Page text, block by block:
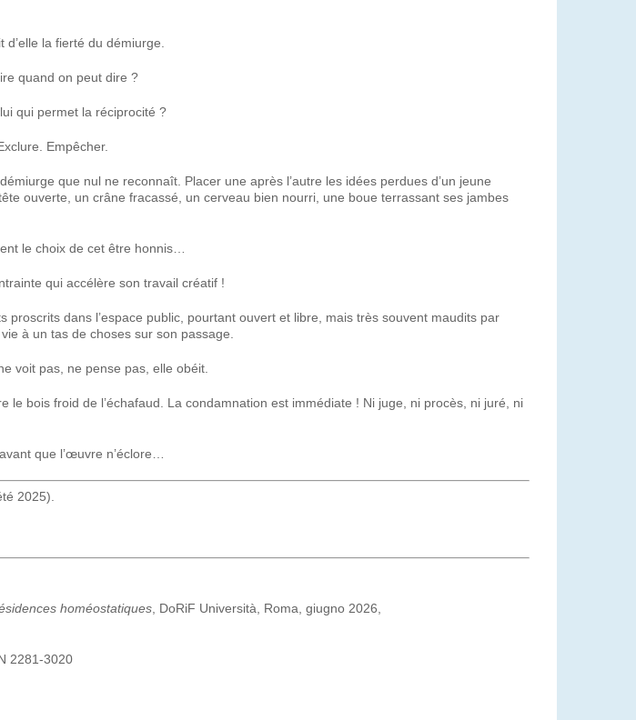
la fierté du démiurge.
quand on peut dire ?
qui permet la réciprocité ?
Empêcher.
que nul ne reconnaît. Placer une après l’autre les idées perdues d’un jeune
ouverte, un crâne fracassé, un cerveau bien nourri, une boue terrassant ses jambes
le choix de cet être honnis…
qui accélère son travail créatif !
dans l’espace public, pourtant ouvert et libre, mais très souvent maudits par
à un tas de choses sur son passage.
voit pas, ne pense pas, elle obéit.
le bois froid de l’échafaud. La condamnation est immédiate ! Ni juge, ni procès, ni juré, ni
que l’œuvre n’éclore…
2025).
homéostatiques , DoRiF Università, Roma, giugno 2026,
2281-3020